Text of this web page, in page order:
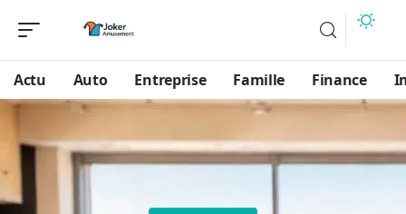
Actu Auto Entreprise Famille Finance